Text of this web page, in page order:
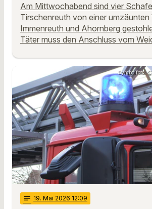
Am Mittwochabend sind vier
Tirschenreuth von einer
Immenreuth und Ahornberg
Täter muss den Anschluss vom
Symbolfoto:
notes 19. Mai 2026 12:09